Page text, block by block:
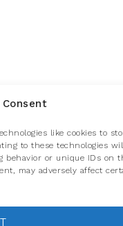
Consent
like cookies to
to these technologies
behavior or unique IDs on
may adversely affect